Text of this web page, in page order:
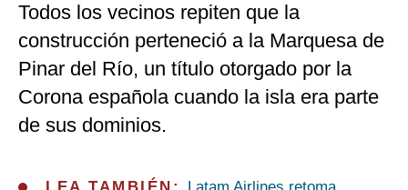
Todos los vecinos repiten que la
construcción perteneció a la Marquesa de
Pinar del Río, un título otorgado por la
Corona española cuando la isla era parte
de sus dominios.